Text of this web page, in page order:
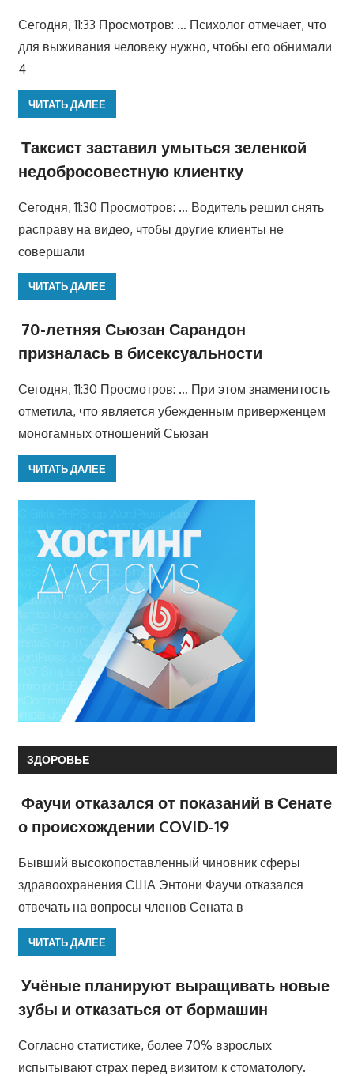
Сегодня, 11:33 Просмотров: … Психолог отмечает, что
для выживания человеку нужно, чтобы его обнимали
4
ЧИТАТЬ ДАЛЕЕ
Таксист заставил умыться зеленкой
недобросовестную клиентку
Сегодня, 11:30 Просмотров: … Водитель решил снять
расправу на видео, чтобы другие клиенты не
совершали
ЧИТАТЬ ДАЛЕЕ
70-летняя Сьюзан Сарандон
призналась в бисексуальности
Сегодня, 11:30 Просмотров: … При этом знаменитость
отметила, что является убежденным приверженцем
моногамных отношений Сьюзан
ЧИТАТЬ ДАЛЕЕ
ЗДОРОВЬЕ
Фаучи отказался от показаний в Сенате
о происхождении COVID-19
Бывший высокопоставленный чиновник сферы
здравоохранения США Энтони Фаучи отказался
отвечать на вопросы членов Сената в
ЧИТАТЬ ДАЛЕЕ
Учёные планируют выращивать новые
зубы и отказаться от бормашин
Согласно статистике, более 70% взрослых
испытывают страх перед визитом к стоматологу.